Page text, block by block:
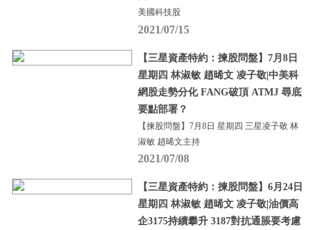
美國科技股
2021/07/15
【三星資產特約：揀股問盤】7月8日
星期四 林淑敏 趙晞文 凌子敬|中美科
網股走勢分化 FANG破頂 ATMJ 尋底
要點部署？
【揀股問盤】7月8日 星期四 三星凌子敬 林
淑敏 趙晞文主持
2021/07/08
【三星資產特約：揀股問盤】6月24日
星期四 林淑敏 趙晞文 凌子敬|油價高
企3175持續攀升 3187對抗通脹要考慮